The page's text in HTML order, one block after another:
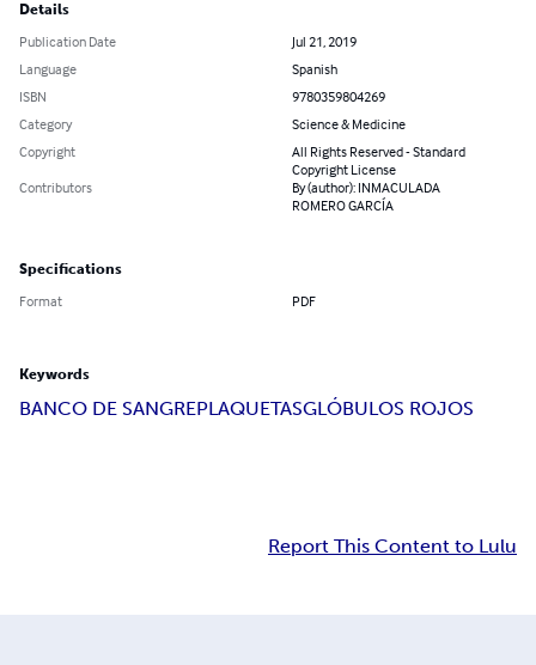
Details
Publication Date
Jul 21, 2019
Language
Spanish
ISBN
9780359804269
Category
Science & Medicine
Copyright
All Rights Reserved - Standard
Copyright License
Contributors
By (author): INMACULADA
ROMERO GARCÍA
Specifications
Format PDF
Keywords
BANCO DE SANGREPLAQUETASGLÓBULOS ROJOS
Report This Content to Lulu